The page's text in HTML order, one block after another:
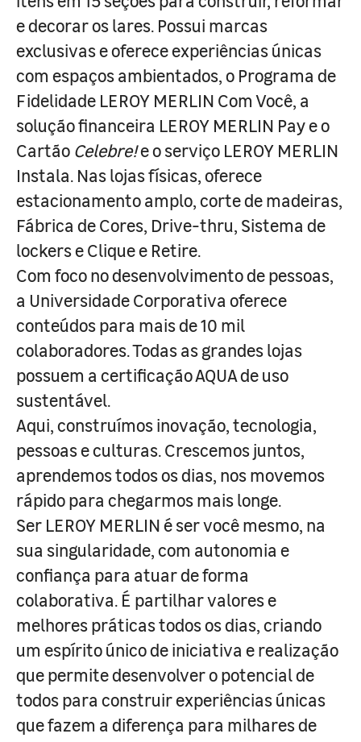
e decorar os lares. Possui marcas
exclusivas e oferece experiências únicas
com espaços ambientados, o Programa de
Fidelidade LEROY MERLIN Com Você, a
solução financeira LEROY MERLIN Pay e o
Cartão Celebre!e o serviço LEROY MERLIN
Instala. Nas lojas físicas, oferece
estacionamento amplo, corte de madeiras,
Fábrica de Cores, Drive-thru, Sistema de
lockers e Clique e Retire.
Com foco no desenvolvimento de pessoas,
a Universidade Corporativa oferece
conteúdos para mais de 10 mil
colaboradores. Todas as grandes lojas
possuem a certificação AQUA de uso
sustentável.
Aqui, construímos inovação, tecnologia,
pessoas e culturas. Crescemos juntos,
aprendemos todos os dias, nos movemos
rápido para chegarmos mais longe.
Ser LEROY MERLIN é ser você mesmo, na
sua singularidade, com autonomia e
confiança para atuar de forma
colaborativa. É partilhar valores e
melhores práticas todos os dias, criando
um espírito único de iniciativa e realização
que permite desenvolver o potencial de
todos para construir experiências únicas
que fazem a diferença para milhares de